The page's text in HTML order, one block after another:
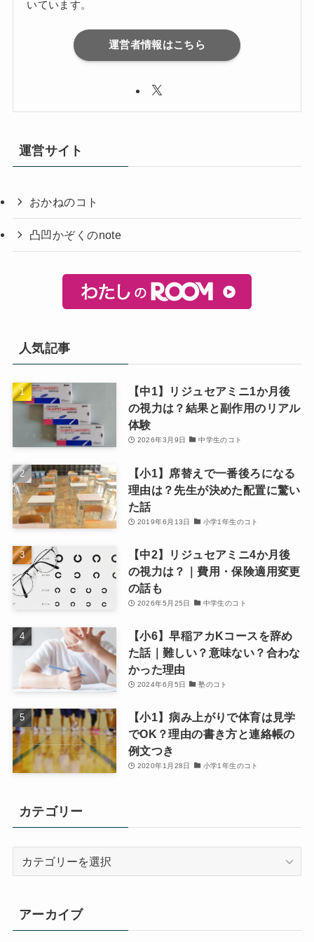
いています。
運営者情報はこちら
運営サイト
おかねのコト
凸凹かぞくのnote
人気記事
【中1】リジュセアミニ1か月後
の視力は？結果と副作用のリアル
体験
2026年3月9日 中学生のコト
【小1】席替えで一番後ろになる
理由は？先生が決めた配置に驚い
た話
2019年6月13日 小学1年生のコト
【中2】リジュセアミニ4か月後
の視力は？｜費用・保険適用変更
の話も
2026年5月25日 中学生のコト
【小6】早稲アカKコースを辞め
た話｜難しい？意味ない？合わな
かった理由
2024年6月5日 塾のコト
【小1】病み上がりで体育は見学
でOK？理由の書き方と連絡帳の
例文つき
2020年1月28日 小学1年生のコト
カテゴリー
リ
ー
アーカイブ